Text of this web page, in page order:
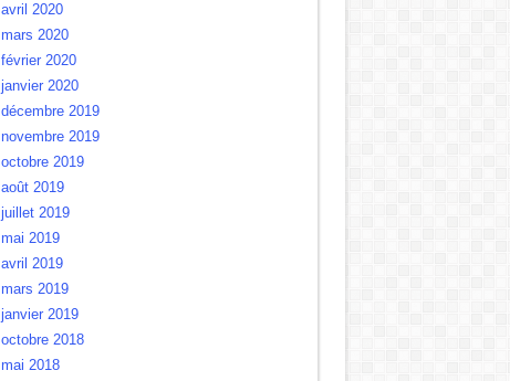
avril 2020
mars 2020
février 2020
janvier 2020
décembre 2019
novembre 2019
octobre 2019
août 2019
juillet 2019
mai 2019
avril 2019
mars 2019
janvier 2019
octobre 2018
mai 2018